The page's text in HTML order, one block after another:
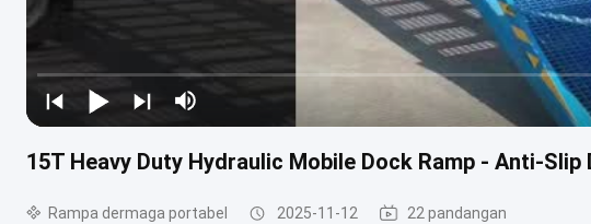
15T Heavy Duty Hydraulic Mobile Dock Ramp - Anti-
Rampa dermaga portabel 2025-11-12 22 pandangan